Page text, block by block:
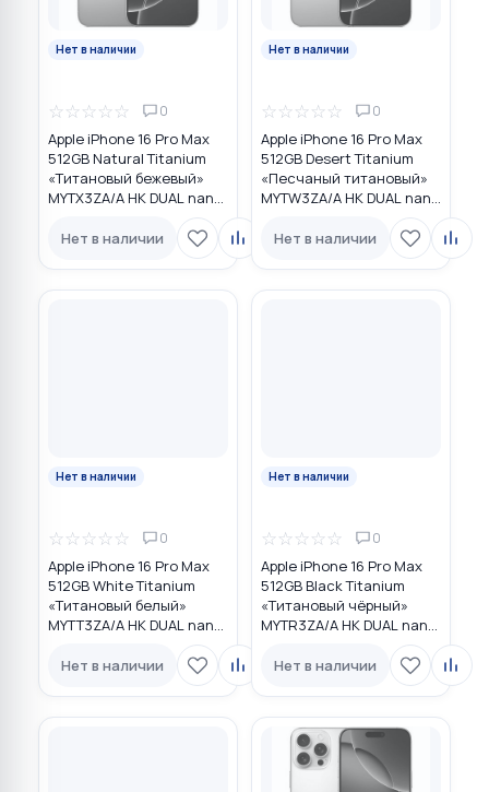
Нет в наличии
☆☆☆☆☆ 0
Apple iPhone 16 Pro Max
512GB Natural Titanium
«Tитановый бежевый»
MYTX3ZA/A HK DUAL nano
Нет в наличии
Нет в наличии
☆☆☆☆☆ 0
Apple iPhone 16 Pro Max
512GB Desert Titanium
«Песчаный титановый»
MYTW3ZA/A HK DUAL nano
Нет в наличии
Нет в наличии
☆☆☆☆☆ 0
Apple iPhone 16 Pro Max
512GB White Titanium
«Титановый белый»
MYTT3ZA/A HK DUAL nano
Нет в наличии
Нет в наличии
☆☆☆☆☆ 0
Apple iPhone 16 Pro Max
512GB Black Titanium
«Титановый чёрный»
MYTR3ZA/A HK DUAL nano
Нет в наличии